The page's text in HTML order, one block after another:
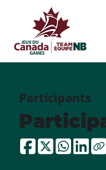
Participants